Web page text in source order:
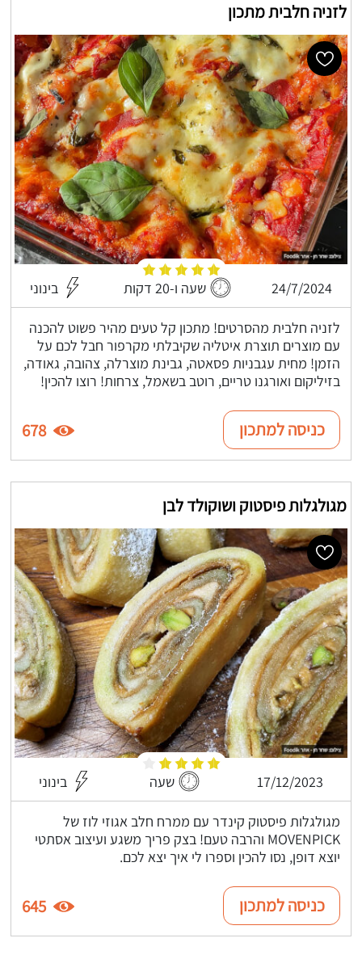
לזניה חלבית מתכון
24/7/2024 שעה ו-20 דקות בינוני
לזניה חלבית מהסרטים! מתכון קל טעים מהיר פשוט להכנה
עם מוצרים תוצרת איטליה שקיבלתי מקרפור חבל לכם על
הזמן! מחית עגבניות פסאטה, גבינת מוצרלה, צהובה, גאודה,
בזיליקום ואורגנו טריים, רוטב בשאמל, צרחות! רוצו להכין!
כניסה למתכון 678
מגולגלות פיסטוק ושוקולד לבן
17/12/2023 שעה בינוני
מגולגלות פיסטוק קינדר עם ממרח חלב אגוזי לוז של
MOVENPICK והרבה טעם! בצק פריך משגע ועיצוב אסתטי
יוצא דופן, נסו להכין וספרו לי איך יצא לכם.
כניסה למתכון 645